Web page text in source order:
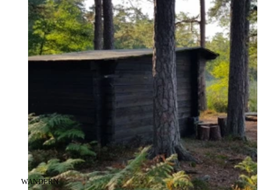
KATEGORIE:
WANDERN